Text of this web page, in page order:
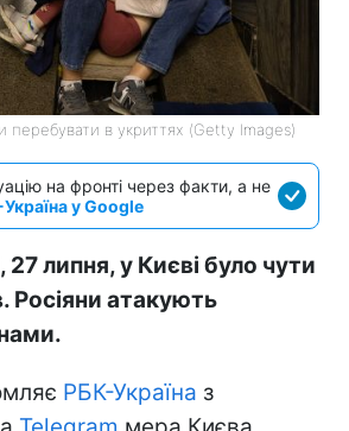
перебувати в укриттях (Getty Images)
на фронті через факти, а не
у Google
27 липня, у Києві було чути
Росіяни атакують
РБК-Україна з